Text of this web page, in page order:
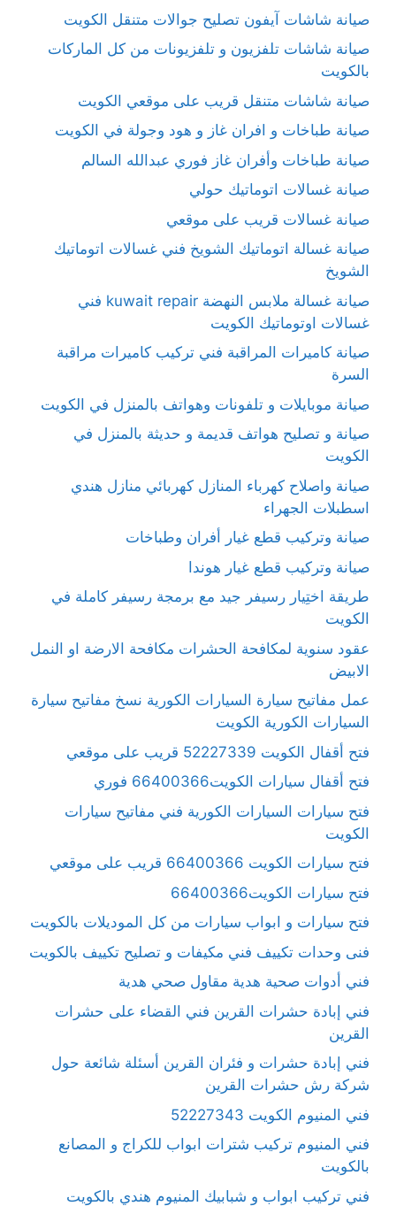
صيانة شاشات آيفون تصليح جوالات متنقل الكويت
صيانة شاشات تلفزيون و تلفزيونات من كل الماركات
بالكويت
صيانة شاشات متنقل قريب على موقعي الكويت
صيانة طباخات و افران غاز و هود وجولة في الكويت
صيانة طباخات وأفران غاز فوري عبدالله السالم
صيانة غسالات اتوماتيك حولي
صيانة غسالات قريب على موقعي
صيانة غسالة اتوماتيك الشويخ فني غسالات اتوماتيك
الشويخ
صيانة غسالة ملابس النهضة kuwait repair فني
غسالات اوتوماتيك الكويت
صيانة كاميرات المراقبة فني تركيب كاميرات مراقبة
السرة
صيانة موبايلات و تلفونات وهواتف بالمنزل في الكويت
صيانة و تصليح هواتف قديمة و حديثة بالمنزل في
الكويت
صيانة واصلاح كهرباء المنازل كهربائي منازل هندي
اسطبلات الجهراء
صيانة وتركيب قطع غيار أفران وطباخات
صيانة وتركيب قطع غيار هوندا
طريقة اختِيار رسيفر جيد مع برمجة رسيفر كاملة في
الكويت
عقود سنوية لمكافحة الحشرات مكافحة الارضة او النمل
الابيض
عمل مفاتيح سيارة السيارات الكورية نسخ مفاتيح سيارة
السيارات الكورية الكويت
فتح أقفال الكويت 52227339 قريب على موقعي
فتح أقفال سيارات الكويت66400366 فوري
فتح سيارات السيارات الكورية فني مفاتيح سيارات
الكويت
فتح سيارات الكويت 66400366 قريب على موقعي
فتح سيارات الكويت66400366
فتح سيارات و ابواب سيارات من كل الموديلات بالكويت
فنى وحدات تكييف فني مكيفات و تصليح تكييف بالكويت
فني أدوات صحية هدية مقاول صحي هدية
فني إبادة حشرات القرين فني القضاء على حشرات
القرين
فني إبادة حشرات و فئران القرين أسئلة شائعة حول
شركة رش حشرات القرين
فني المنيوم الكويت 52227343
فني المنيوم تركيب شترات ابواب للكراج و المصانع
بالكويت
فني تركيب ابواب و شبابيك المنيوم هندي بالكويت